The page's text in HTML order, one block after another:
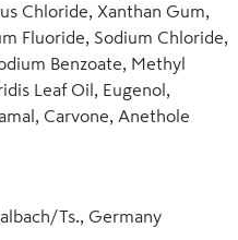
Chloride, Xanthan Gum,
Fluoride, Sodium Chloride,
Benzoate, Methyl
Leaf Oil, Eugenol,
Carvone, Anethole
Ts., Germany